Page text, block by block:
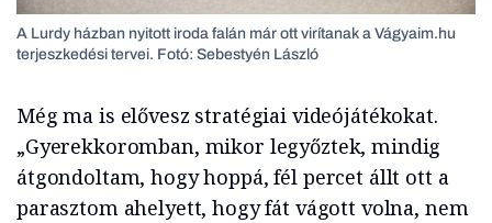
A Lurdy házban nyitott iroda falán már ott virítanak a Vágyaim.hu
terjeszkedési tervei. Fotó: Sebestyén László
Még ma is elővesz stratégiai videójátékokat.
„Gyerekkoromban, mikor legyőztek, mindig
átgondoltam, hogy hoppá, fél percet állt ott a
parasztom ahelyett, hogy fát vágott volna, nem